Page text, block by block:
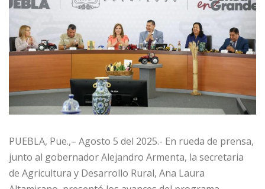
PUEBLA, Pue.,– Agosto 5 del 2025.- En rueda de prensa,
junto al gobernador Alejandro Armenta, la secretaria
de Agricultura y Desarrollo Rural, Ana Laura